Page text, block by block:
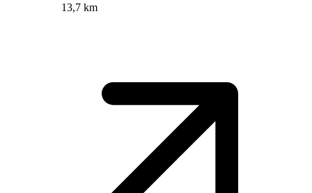
13,7 km